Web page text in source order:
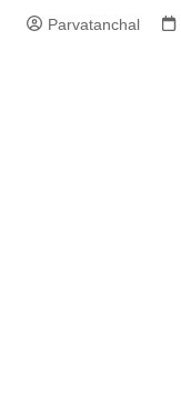
Parvatanchal